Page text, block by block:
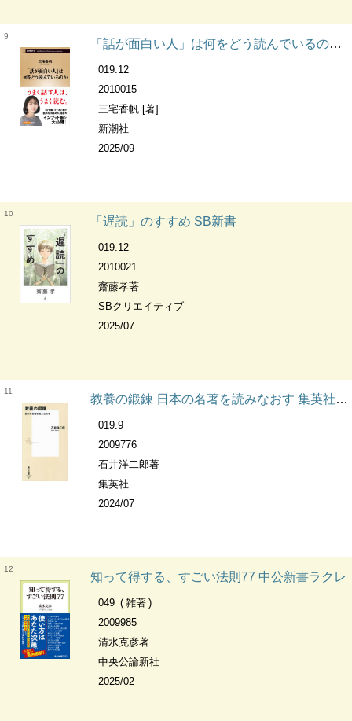
9
「話が面白い人」は何をどう読んでいるのか 新潮新書
019.12
2010015
三宅香帆 [著]
新潮社
2025/09
10
「遅読」のすすめ SB新書
019.12
2010021
齋藤孝著
SBクリエイティブ
2025/07
11
教養の鍛錬 日本の名著を読みなおす 集英社新書
019.9
2009776
石井洋二郎著
集英社
2024/07
12
知って得する、すごい法則77 中公新書ラクレ
049
雑著
2009985
清水克彦著
中央公論新社
2025/02